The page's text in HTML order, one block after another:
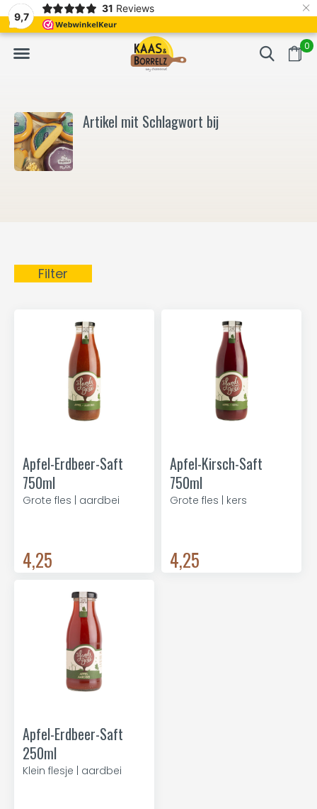
9,7
31 Reviews ×
0
Frisch geschnitten und vakuumverpackt. Meistens Lieferung
Artikel mit Schlagwort bij
Filter
Apfel-Erdbeer-Saft
750ml
Grote fles | aardbei
4,25
Apfel-Kirsch-Saft
750ml
Grote fles | kers
4,25
Apfel-Erdbeer-Saft
250ml
Klein flesje | aardbei